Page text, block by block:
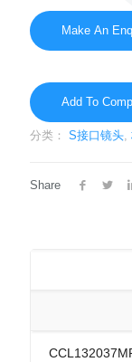
Add To
分类： S接口镜头,
Share